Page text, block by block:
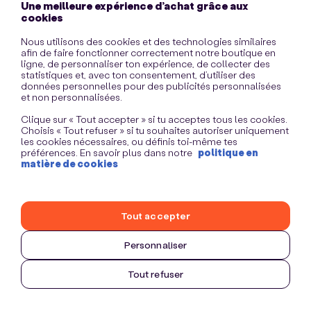
Une meilleure expérience d’achat grâce aux
cookies
Nous utilisons des cookies et des technologies similaires
afin de faire fonctionner correctement notre boutique en
ligne, de personnaliser ton expérience, de collecter des
statistiques et, avec ton consentement, d’utiliser des
données personnelles pour des publicités personnalisées
et non personnalisées.
Clique sur « Tout accepter » si tu acceptes tous les cookies.
Choisis « Tout refuser » si tu souhaites autoriser uniquement
les cookies nécessaires, ou définis toi-même tes
préférences. En savoir plus dans notre politique en
matière de cookies
Personnaliser
Tout refuser
Tout accepter